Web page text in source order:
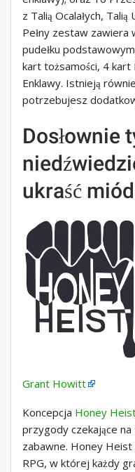
z Talią Ocalałych,
Pełny zestaw zawiera
pudełku
kart tożsamości, 4
Enklawy. Istnieją
potrzebujesz
Dosłownie
ukraść
Grant Howitt
Koncepcja Honey
przygody czekające na
zabawne. Honey
RPG, w której każdy